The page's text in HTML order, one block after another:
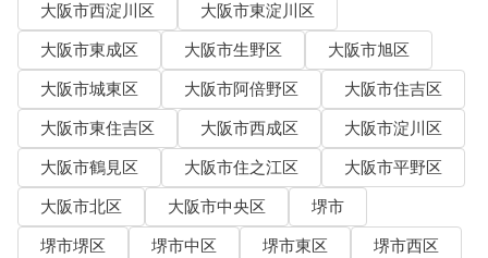
大阪市西淀川区
大阪市東淀川区
大阪市東成区
大阪市生野区
大阪市旭区
大阪市城東区
大阪市阿倍野区
大阪市住吉区
大阪市東住吉区
大阪市西成区
大阪市淀川区
大阪市鶴見区
大阪市住之江区
大阪市平野区
大阪市北区
大阪市中央区
堺市
堺市堺区
堺市中区 堺市東区
堺市西区